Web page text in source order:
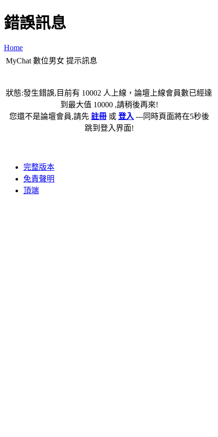
錯誤訊息
Home
MyChat 數位男女 提示訊息
狀態:發生錯誤,目前有 10002 人上線，論壇上線會員數已經達
到最大值 10000 ,請稍後再來!
您還不是論壇會員,請先 註冊或 登入 ---同時頁面將在5秒後
跳到登入界面!
完整版本
免責聲明
頂端